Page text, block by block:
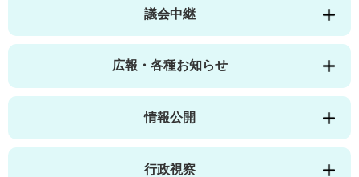
議会中継
広報・各種お知らせ
情報公開
行政視察